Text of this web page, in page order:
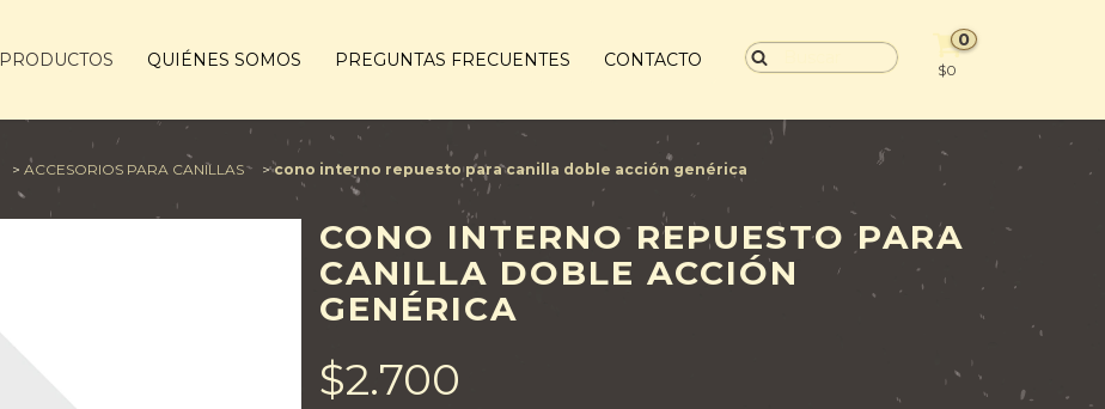
PRODUCTOS QUIÉNES SOMOS PREGUNTAS FRECUENTES CONTACTO
0
$0
> ACCESORIOS PARA CANILLAS > cono interno repuesto para canilla doble acción genérica
CONO INTERNO REPUESTO PARA
CANILLA DOBLE ACCIÓN
GENÉRICA
$2.700